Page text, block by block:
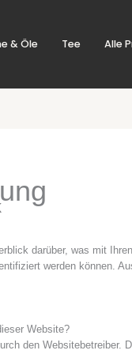
& Öle Tee Alle
darüber, was mit
werden können.
Website?
den